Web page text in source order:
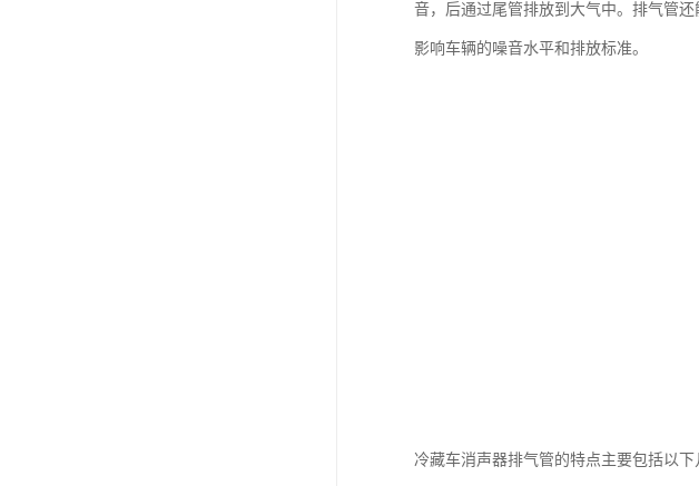
音，后通过尾管排放到大气中。排气管
影响车辆的噪音水平和排放标准。
冷藏车消声器排气管的特点主要包括以下